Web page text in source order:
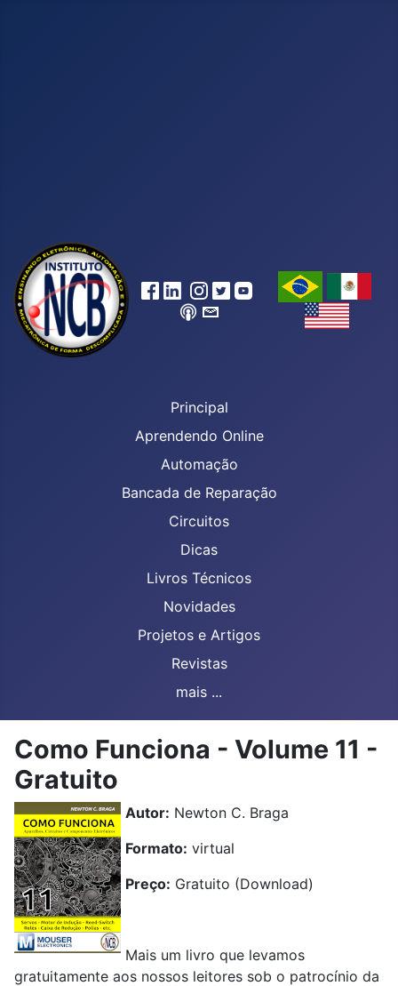
Principal
Aprendendo Online
Automação
Bancada de Reparação
Circuitos
Dicas
Livros Técnicos
Novidades
Projetos e Artigos
Revistas
mais ...
Como Funciona - Volume 11 -
Gratuito
Autor: Newton C. Braga
Formato: virtual
Preço: Gratuito (Download)
Mais um livro que levamos
gratuitamente aos nossos leitores sob o patrocínio da